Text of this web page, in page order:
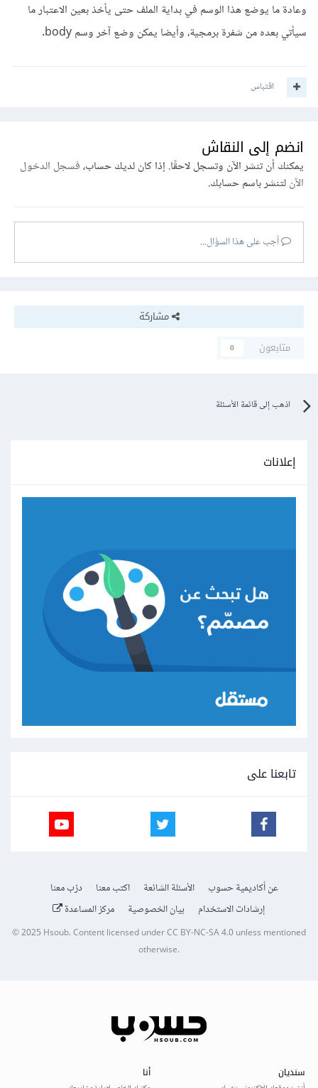
وعادة ما يوضع هذا الوسم في بداية الملف حتى يأخذ بعين الاعتبار ما
سيأتي بعده من شفرة برمجية، وأيضا يمكن وضع آخر وسم body.
اقتباس
انضم إلى النقاش
يمكنك أن تنشر الآن وتسجل لاحقًا. إذا كان لديك حساب،فسجل الدخول
الآنلتنشر باسم حسابك.
أجب على هذا السؤال...
مشاركة
متابعون
0
اذهب إلى قائمة الأسئلة
إعلانات
تابعنا على
عن أكاديمية حسوب الأسئلة الشائعة اكتب معنا
درّب معنا
إرشادات الاستخدام
بيان الخصوصية مركز المساعدة
© 2025Hsoub.Content licensed underCC BY-NC-SA 4.0unless mentioned
otherwise.